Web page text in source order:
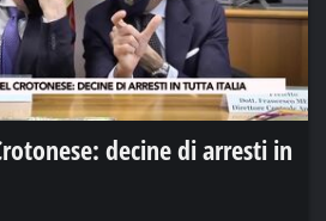
decine di arresti in